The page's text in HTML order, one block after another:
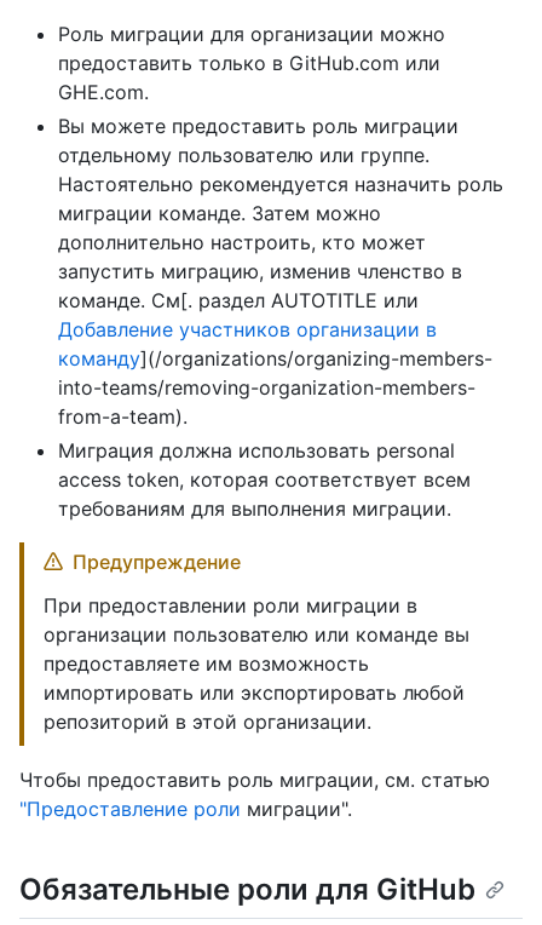
Роль миграции для организации можно
предоставить только в GitHub.com или
GHE.com.
Вы можете предоставить роль миграции
отдельному пользователю или группе.
Настоятельно рекомендуется назначить роль
миграции команде. Затем можно
дополнительно настроить, кто может
запустить миграцию, изменив членство в
команде. См[. раздел AUTOTITLE или
Добавление участников организации в
команду](/organizations/organizing-members-
into-teams/removing-organization-members-
from-a-team).
Миграция должна использовать personal
access token, которая соответствует всем
требованиям для выполнения миграции.
Предупреждение
При предоставлении роли миграции в
организации пользователю или команде вы
предоставляете им возможность
импортировать или экспортировать любой
репозиторий в этой организации.
Чтобы предоставить роль миграции, см. статью
"Предоставление роли миграции".
Обязательные роли для GitHub